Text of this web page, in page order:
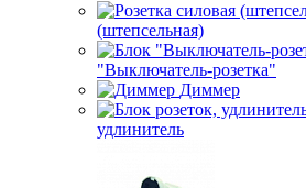
(штепсельная)
"Выключатель-розетка"
Диммер
удлинитель